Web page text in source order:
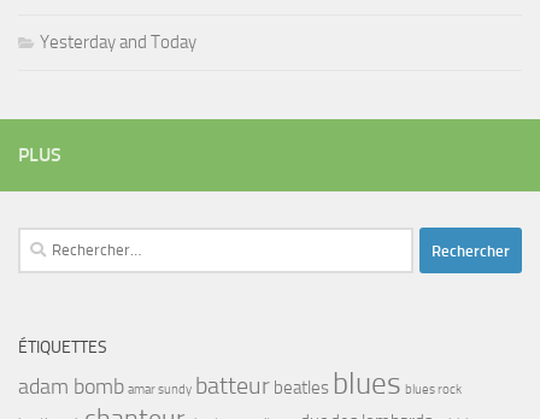
Yesterday and Today
PLUS
Rechercher :
ÉTIQUETTES
adam bomb amar sundy batteur beatles blues blues rock